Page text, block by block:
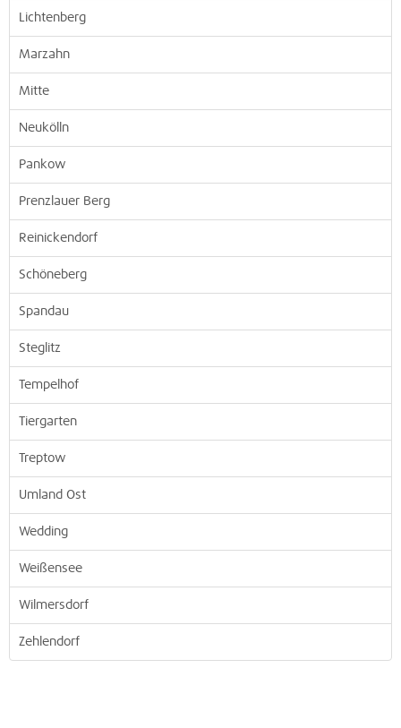
Lichtenberg
Marzahn
Mitte
Neukölln
Pankow
Prenzlauer Berg
Reinickendorf
Schöneberg
Spandau
Steglitz
Tempelhof
Tiergarten
Treptow
Umland Ost
Wedding
Weißensee
Wilmersdorf
Zehlendorf